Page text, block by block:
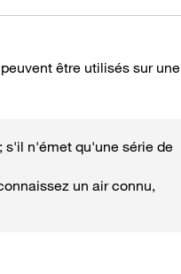
être utilisés sur une
s'il n'émet qu'une série de
un air connu,